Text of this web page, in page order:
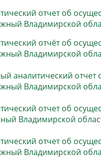
отчет об
Владимирской
отчёт об
Владимирской
аналитический
Владимирской
отчет об
Владимирской
отчет об
Владимирской